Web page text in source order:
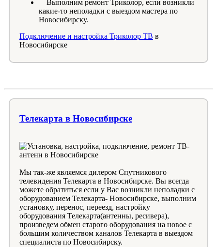
Выполним ремонт Триколор, если возникли
какие-то неполадки с выездом мастера по
Новосибирску.
Подключение и настройка Триколор ТВ в
Новосибирске
Телекарта в Новосибирске
Мы так-же являемся дилером Спутникового
телевидения Телекарта в Новосибирске. Вы всегда
можете обратиться если у Вас возникли неполадки с
оборудованием Телекарта- Новосибирске, выполним
установку, перенос, переезд, настройку
оборудования Телекарта(антенны, ресивера),
произведем обмен старого оборудования на новое с
большим количеством каналов Телекарта в выездом
специалиста по Новосибирску.